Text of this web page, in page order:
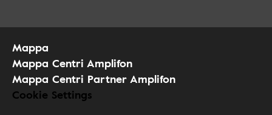
Mappa
Mappa Centri Amplifon
Mappa Centri Partner Amplifon
Cookie Settings